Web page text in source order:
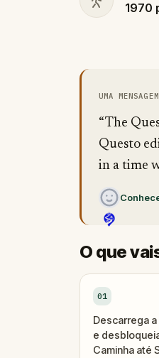
1970
UMA
“The
Questo
in a time
O que
01
Descarrega
e
Caminha até